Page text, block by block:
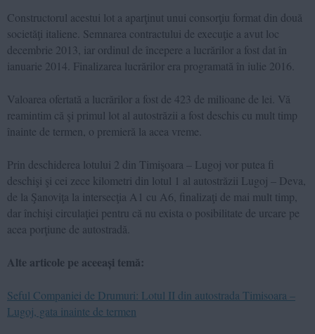
Constructorul acestui lot a aparţinut unui consorţiu format din două
societăţi italiene. Semnarea contractului de execuţie a avut loc
decembrie 2013, iar ordinul de începere a lucrărilor a fost dat în
ianuarie 2014. Finalizarea lucrărilor era programată în iulie 2016.
Valoarea ofertată a lucrărilor a fost de 423 de milioane de lei. Vă
reamintim că şi primul lot al autostrăzii a fost deschis cu mult timp
înainte de termen, o premieră la acea vreme.
Prin deschiderea lotului 2 din Timişoara – Lugoj vor putea fi
deschişi şi cei zece kilometri din lotul 1 al autostrăzii Lugoj – Deva,
de la Şanoviţa la intersecţia A1 cu A6, finalizaţi de mai mult timp,
dar închişi circulaţiei pentru că nu exista o posibilitate de urcare pe
acea porţiune de autostradă.
Alte articole pe aceeași temă:
Seful Companiei de Drumuri: Lotul II din autostrada Timisoara –
Lugoj, gata inainte de termen